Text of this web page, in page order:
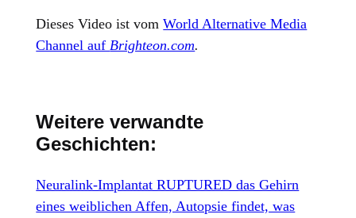
Dieses Video ist vomWorld Alternative Media
Channel aufBrighteon.com.
Weitere verwandte
Geschichten:
Neuralink-Implantat RUPTURED das Gehirn
eines weiblichen Affen, Autopsie findet, was